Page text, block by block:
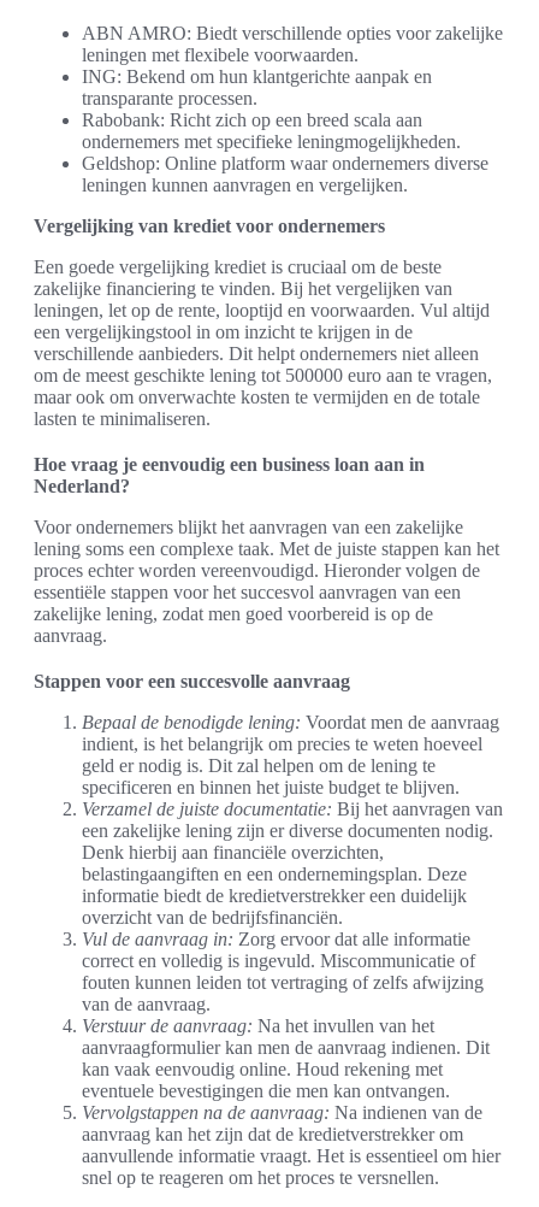
ABN AMRO: Biedt verschillende opties voor zakelijke
leningen met flexibele voorwaarden.
ING: Bekend om hun klantgerichte aanpak en
transparante processen.
Rabobank: Richt zich op een breed scala aan
ondernemers met specifieke leningmogelijkheden.
Geldshop: Online platform waar ondernemers diverse
leningen kunnen aanvragen en vergelijken.
Vergelijking van krediet voor ondernemers
Een goede vergelijking krediet is cruciaal om de beste
zakelijke financiering te vinden. Bij het vergelijken van
leningen, let op de rente, looptijd en voorwaarden. Vul altijd
een vergelijkingstool in om inzicht te krijgen in de
verschillende aanbieders. Dit helpt ondernemers niet alleen
om de meest geschikte lening tot 500000 euro aan te vragen,
maar ook om onverwachte kosten te vermijden en de totale
lasten te minimaliseren.
Hoe vraag je eenvoudig een business loan aan in
Nederland?
Voor ondernemers blijkt het aanvragen van een zakelijke
lening soms een complexe taak. Met de juiste stappen kan het
proces echter worden vereenvoudigd. Hieronder volgen de
essentiële stappen voor het succesvol aanvragen van een
zakelijke lening, zodat men goed voorbereid is op de
aanvraag.
Stappen voor een succesvolle aanvraag
Bepaal de benodigde lening: Voordat men de aanvraag
indient, is het belangrijk om precies te weten hoeveel
geld er nodig is. Dit zal helpen om de lening te
specificeren en binnen het juiste budget te blijven.
Verzamel de juiste documentatie: Bij het aanvragen van
een zakelijke lening zijn er diverse documenten nodig.
Denk hierbij aan financiële overzichten,
belastingaangiften en een ondernemingsplan. Deze
informatie biedt de kredietverstrekker een duidelijk
overzicht van de bedrijfsfinanciën.
Vul de aanvraag in: Zorg ervoor dat alle informatie
correct en volledig is ingevuld. Miscommunicatie of
fouten kunnen leiden tot vertraging of zelfs afwijzing
van de aanvraag.
Verstuur de aanvraag: Na het invullen van het
aanvraagformulier kan men de aanvraag indienen. Dit
kan vaak eenvoudig online. Houd rekening met
eventuele bevestigingen die men kan ontvangen.
Vervolgstappen na de aanvraag: Na indienen van de
aanvraag kan het zijn dat de kredietverstrekker om
aanvullende informatie vraagt. Het is essentieel om hier
snel op te reageren om het proces te versnellen.